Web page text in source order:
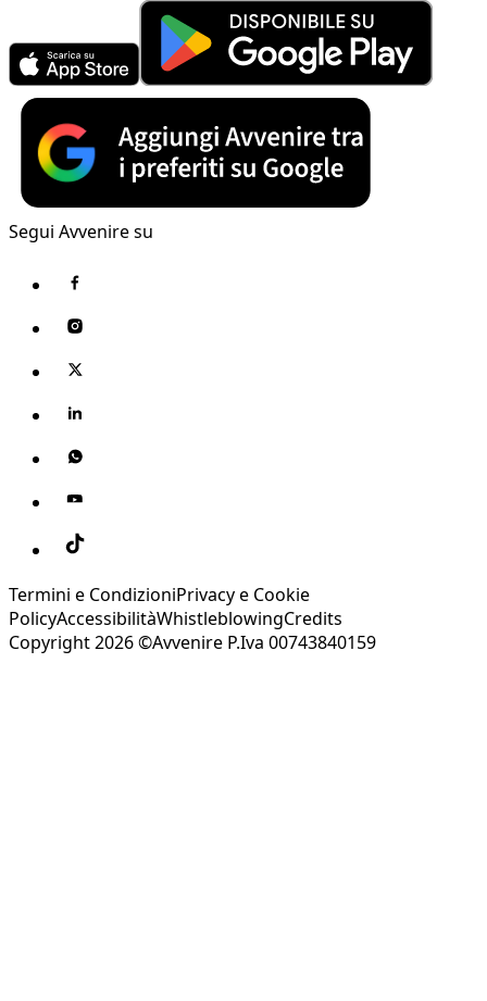
Segui Avvenire su
Termini e CondizioniPrivacy e Cookie
PolicyAccessibilitàWhistleblowingCredits
Copyright 2026 ©Avvenire P.Iva 00743840159